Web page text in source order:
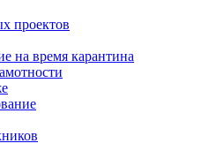
проектов
на время карантина